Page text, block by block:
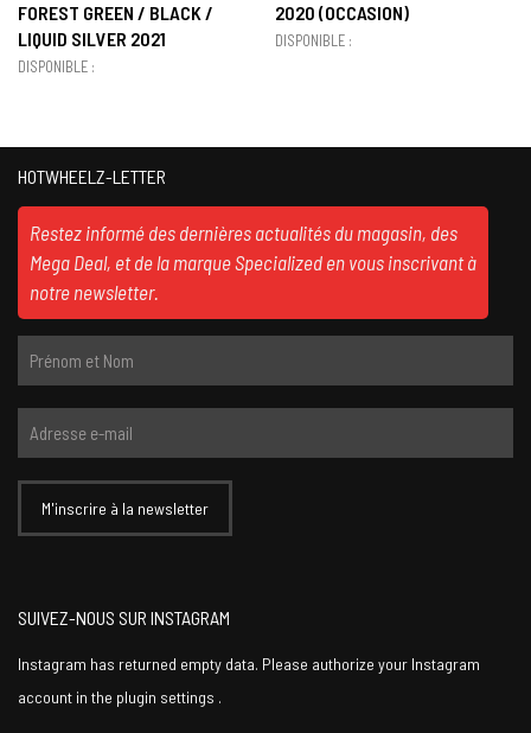
FOREST GREEN / BLACK /
LIQUID SILVER 2021
DISPONIBLE :
2020 (OCCASION)
DISPONIBLE :
HOTWHEELZ-LETTER
Restez informé des dernières actualités du magasin, des
Mega Deal, et de la marque Specialized en vous inscrivant à
notre newsletter.
SUIVEZ-NOUS SUR INSTAGRAM
Instagram has returned empty data. Please authorize your Instagram
account in the plugin settings .